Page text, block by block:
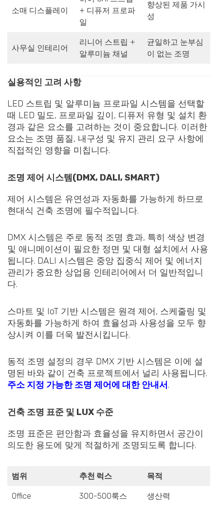
소매 디스플레이
+ 디퓨저 프로파
일
향상된 제품 가시
성
사무실 인테리어
리니어 스트립 +
알루미늄 채널
균일하고 눈부심
이 없는 조명
실용적인 고려 사항
LED 스트립 및 알루미늄 프로파일 시스템을 선택할
때 LED 밀도, 프로파일 깊이, 디퓨저 유형 및 설치 환
경과 같은 요소를 고려하는 것이 중요합니다. 이러한
요소는 조명 품질, 내구성 및 유지 관리 요구 사항에
직접적인 영향을 미칩니다.
조명 제어 시스템(DMX, DALI, SMART)
제어 시스템은 유연성과 자동화를 가능하게 하므로
현대식 건축 조명에 필수적입니다.
DMX 시스템은 주로 동적 조명 효과, 특히 색상 변경
및 애니메이션이 필요한 정면 및 대형 설치에서 사용
됩니다. DALI 시스템은 중앙 집중식 제어 및 에너지
관리가 중요한 상업용 인테리어에서 더 일반적입니
다.
스마트 및 IoT 기반 시스템은 원격 제어, 스케줄링 및
자동화를 가능하게 하여 효율성과 사용성을 모두 향
상시켜 이를 더욱 발전시킵니다.
동적 조명 설정의 경우 DMX 기반 시스템은 이에 설
명된 바와 같이 건축 프로젝트에서 널리 사용됩니다.
주소 지정 가능한 조명 제어에 대한 안내서 .
건축 조명 표준 및 LUX 수준
조명 표준은 편안함과 효율성을 유지하면서 공간이
의도한 용도에 맞게 적절하게 조명되도록 합니다.
범위 추천 럭스 목적
Office 300-500룩스 생산력